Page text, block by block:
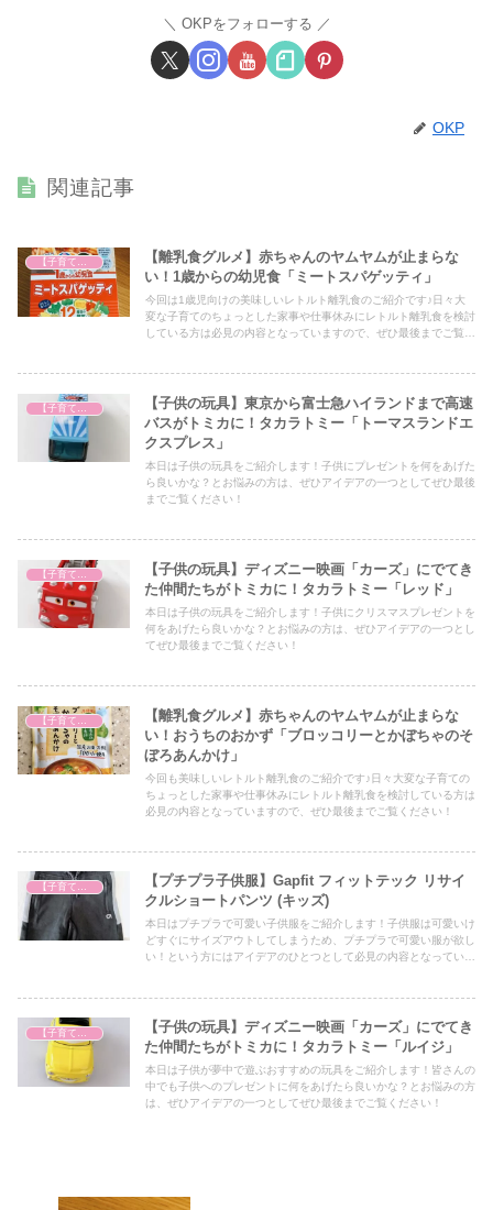
OKPをフォローする
OKP
関連記事
【離乳食グルメ】赤ちゃんのヤムヤムが止まらな
い！1歳からの幼児食「ミートスパゲッティ」
今回は1歳児向けの美味しいレトルト離乳食のご紹介です♪日々大
変な子育てのちょっとした家事や仕事休みにレトルト離乳食を検討
している方は必見の内容となっていますので、ぜひ最後までご覧く
【子供の玩具】東京から富士急ハイランドまで高速
バスがトミカに！タカラトミー「トーマスランドエ
クスプレス」
本日は子供の玩具をご紹介します！子供にプレゼントを何をあげた
ら良いかな？とお悩みの方は、ぜひアイデアの一つとしてぜひ最後
までご覧ください！
【子供の玩具】ディズニー映画「カーズ」にでてき
た仲間たちがトミカに！タカラトミー「レッド」
本日は子供の玩具をご紹介します！子供にクリスマスプレゼントを
何をあげたら良いかな？とお悩みの方は、ぜひアイデアの一つとし
てぜひ最後までご覧ください！
【離乳食グルメ】赤ちゃんのヤムヤムが止まらな
い！おうちのおかず「ブロッコリーとかぼちゃのそ
ぼろあんかけ」
今回も美味しいレトルト離乳食のご紹介です♪日々大変な子育ての
ちょっとした家事や仕事休みにレトルト離乳食を検討している方は
必見の内容となっていますので、ぜひ最後までご覧ください！
【プチプラ子供服】Gapfit フィットテック リサイ
クルショートパンツ (キッズ)
本日はプチプラで可愛い子供服をご紹介します！子供服は可愛いけ
どすぐにサイズアウトしてしまうため、プチプラで可愛い服が欲し
い！という方にはアイデアのひとつとして必見の内容となっていま
【子供の玩具】ディズニー映画「カーズ」にでてき
た仲間たちがトミカに！タカラトミー「ルイジ」
本日は子供が夢中で遊ぶおすすめの玩具をご紹介します！皆さんの
中でも子供へのプレゼントに何をあげたら良いかな？とお悩みの方
は、ぜひアイデアの一つとしてぜひ最後までご覧ください！